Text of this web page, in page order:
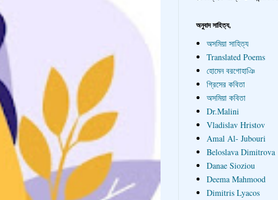
অনুবাদ সাহিত্য,
অসমিয়া সাহিত্য
Translated Poems
হোমেন বরগোহাঞি
গ্রিসের কবিতা
অসমিয়া কবিতা
Dr.Malini
Vladislav Hristov
Amal Al- Jubouri
Beloslava Dimitrova
Danae Sioziou
Deema Mahmood
Dimitris Lyacos